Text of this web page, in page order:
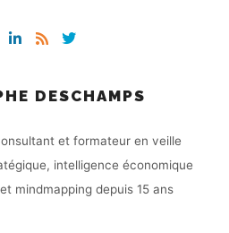
DESCHAMPS
et formateur en veille
intelligence économique
et mindmapping depuis 15 ans